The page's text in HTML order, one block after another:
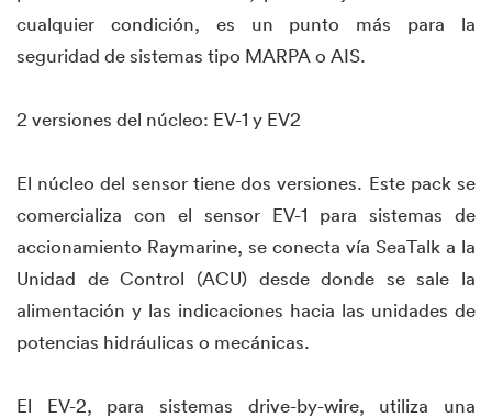
cualquier condición, es un punto más para la
seguridad de sistemas tipo MARPA o AIS.
2 versiones del núcleo: EV-1 y EV2
El núcleo del sensor tiene dos versiones. Este pack se
comercializa con el sensor EV-1 para sistemas de
accionamiento Raymarine, se conecta vía SeaTalk a la
Unidad de Control (ACU) desde donde se sale la
alimentación y las indicaciones hacia las unidades de
potencias hidráulicas o mecánicas.
El EV-2, para sistemas drive-by-wire, utiliza una